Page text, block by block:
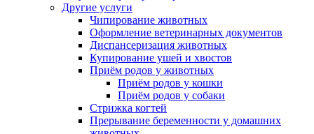
Другие услуги
Чипирование животных
Оформление ветеринарных документов
Диспансеризация животных
Купирование ушей и хвостов
Приём родов у животных
Приём родов у кошки
Приём родов у собаки
Стрижка когтей
Прерывание беременности у домашних